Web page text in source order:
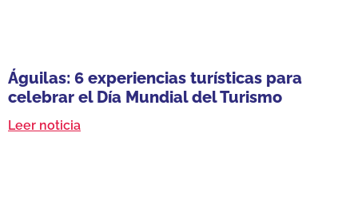
Águilas: 6 experiencias turísticas para
celebrar el Día Mundial del Turismo
Leer noticia